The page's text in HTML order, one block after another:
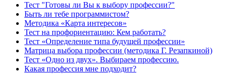
Тест "Готовы ли Вы к выбору профессии?"
Быть ли тебе программистом?
Методика «Карта интересов»
Тест на профориентацию: Кем работать?
Тест «Определение типа будущей профессии»
Матрица выбора профессии (методика Г. Резапкиной)
Тест «Одно из двух». Выбираем профессию.
Какая профессия мне подходит?